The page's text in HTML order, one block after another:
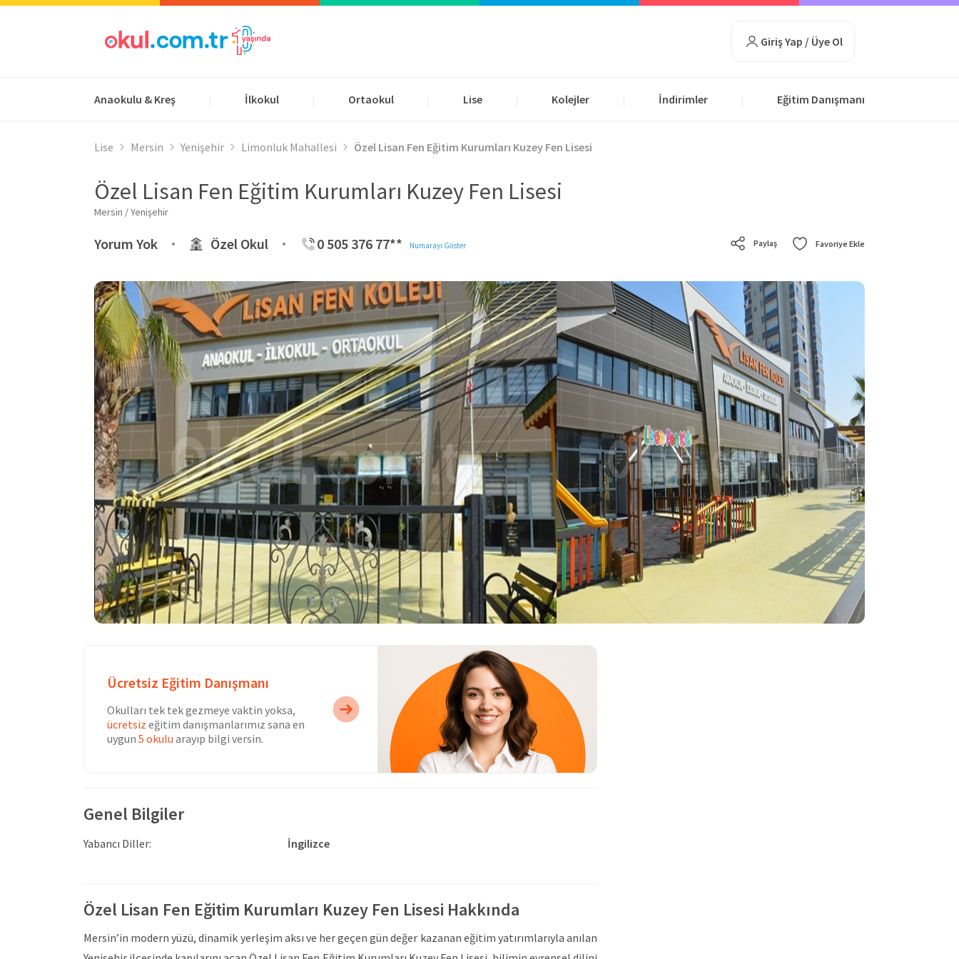
Giriş Yap / Üye Ol
Anaokulu & Kreş İlkokul Ortaokul Lise Kolejler İndirimler Eğitim Danışmanı
Lise Mersin Yenişehir Limonluk Mahallesi Özel Lisan Fen Eğitim Kurumları Kuzey Fen Lisesi
Özel Lisan Fen Eğitim Kurumları Kuzey Fen Lisesi
Mersin / Yenişehir
Favoriye Ekle
Paylaş
Yorum Yok Özel Okul 0 505 376 77** Numarayı Göster
Ücretsiz Eğitim Danışmanı
Okulları tek tek gezmeye vaktin yoksa,
ücretsiz eğitim danışmanlarımız sana en
uygun 5 okulu arayıp bilgi versin.
Genel Bilgiler
Yabancı Diller: İngilizce
Özel Lisan Fen Eğitim Kurumları Kuzey Fen Lisesi Hakkında
Mersin’in modern yüzü, dinamik yerleşim aksı ve her geçen gün değer kazanan eğitim yatırımlarıyla anılan